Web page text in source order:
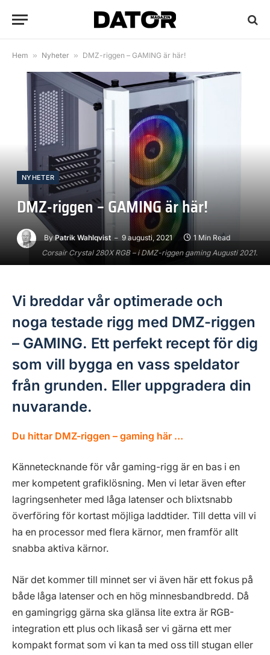
Hem » Nyheter » DMZ-riggen – GAMING är här!
Corsair Crystal 280X RGB – i DMZ-riggen gaming Augusti 2021.
NYHETER
DMZ-riggen – GAMING är här!
By Patrik Wahlqvist 9 augusti, 2021 1 Min Read
Vi breddar vår optimerade och
noga testade rigg med DMZ-riggen
– GAMING. Ett perfekt recept för dig
som vill bygga en vass speldator
från grunden. Eller uppgradera din
nuvarande.
Du hittar DMZ-riggen – gaming här …
Kännetecknande för vår gaming-rigg är en bas i en
mer kompetent grafiklösning. Men vi letar även efter
lagringsenheter med låga latenser och blixtsnabb
överföring för kortast möjliga laddtider. Till detta vill vi
ha en processor med flera kärnor, men framför allt
snabba aktiva kärnor.
När det kommer till minnet ser vi även här ett fokus på
både låga latenser och en hög minnesbandbredd. Då
en gamingrigg gärna ska glänsa lite extra är RGB-
integration ett plus och likaså ser vi gärna ett mer
kompakt format som vi kan ta med oss till stugan eller